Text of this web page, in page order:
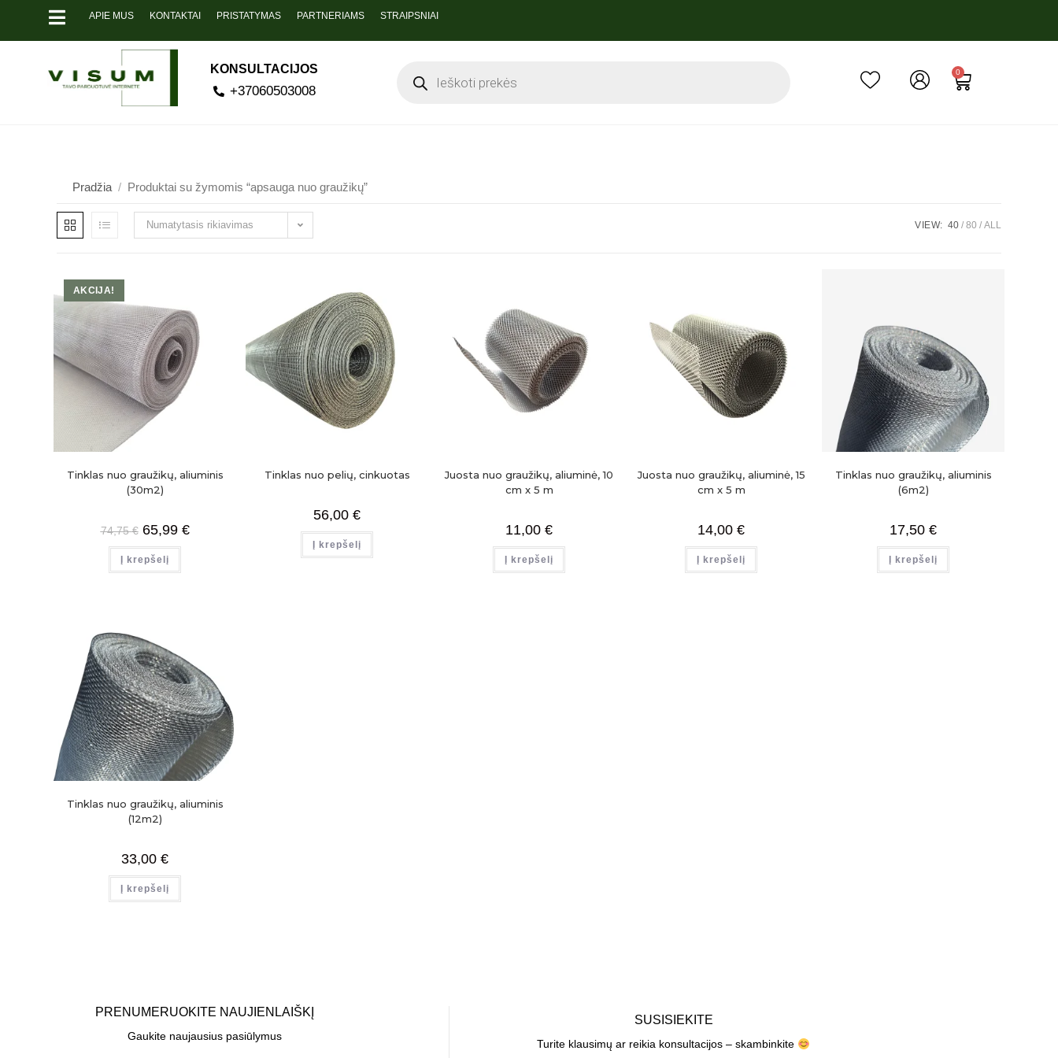
APIE MUS KONTAKTAI PRISTATYMAS PARTNERIAMS STRAIPSNIAI
KONSULTACIJOS
+37060503008
0
Pradžia / Produktai su žymomis “apsauga nuo graužikų”
Numatytasis rikiavimas VIEW: 40 80 ALL
AKCIJA!
Tinklas nuo graužikų, aliuminis
(30m2)
74,75€ 65,99 €
Į krepšelį
Tinklas nuo pelių, cinkuotas
56,00 €
Į krepšelį
Juosta nuo graužikų, aliuminė, 10
cm x 5 m
11,00 €
Į krepšelį
Juosta nuo graužikų, aliuminė, 15
cm x 5 m
14,00 €
Į krepšelį
Tinklas nuo graužikų, aliuminis
(6m2)
17,50 €
Į krepšelį
Tinklas nuo graužikų, aliuminis
(12m2)
33,00 €
Į krepšelį
PRENUMERUOKITE NAUJIENLAIŠKĮ
Gaukite naujausius pasiūlymus
SUSISIEKITE
Turite klausimų ar reikia konsultacijos – skambinkite